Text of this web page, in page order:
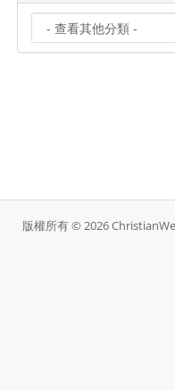
版權所有 © 2026